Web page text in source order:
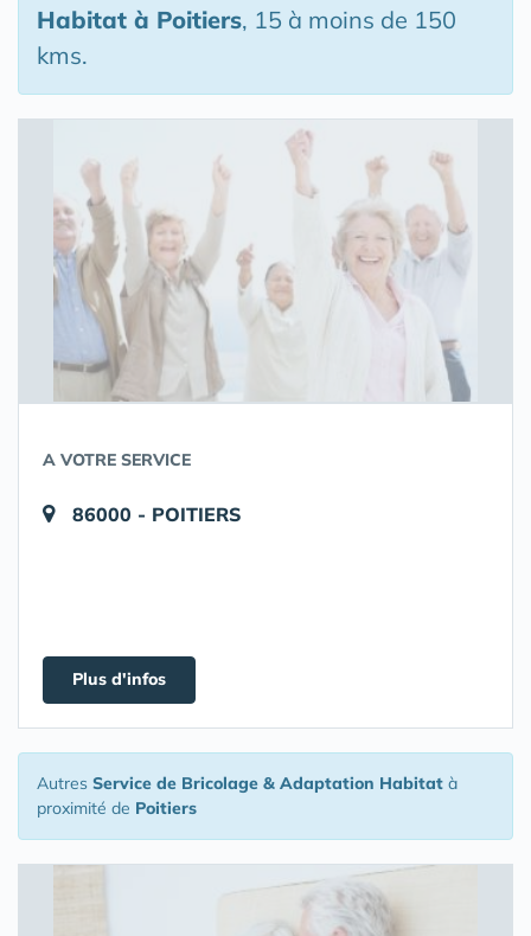
Habitat à Poitiers, 15 à moins de 150
kms.
A VOTRE SERVICE
86000 - POITIERS
Plus d'infos
Autres Service de Bricolage & Adaptation Habitat à
proximité de Poitiers